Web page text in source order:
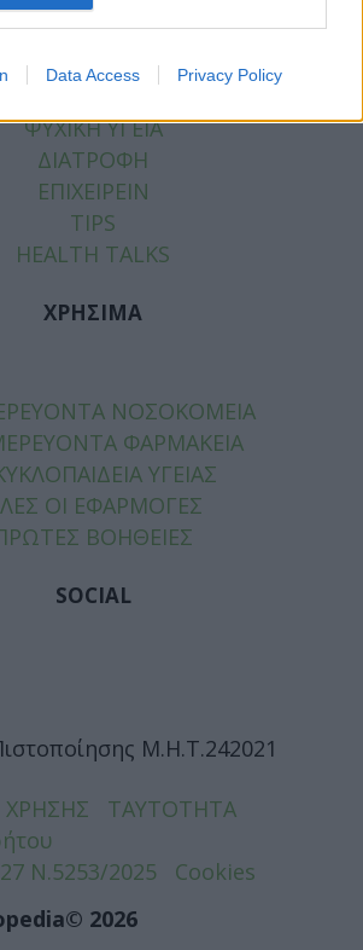
Data Access Privacy Policy
ΕΙΔΗΣΕΙΣ
ΥΓΕΙΑ
ΨΥΧΙΚΗ ΥΓΕΙΑ
ΔΙΑΤΡΟΦΗ
ΕΠΙΧΕΙΡΕΙΝ
TIPS
HEALTH TALKS
ΧΡΗΣΙΜΑ
ΝΟΣΟΚΟΜΕΙΑ
ΦΑΡΜΑΚΕΙΑ
ΥΓΕΙΑΣ
ΟΙ ΕΦΑΡΜΟΓΕΣ
ΒΟΗΘΕΙΕΣ
SOCIAL
Μ.Η.Τ.242021
ΧΡΗΣΗΣ
ΤΑΥΤΟΤΗΤΑ
Ν.5253/2025
Cookies
2026